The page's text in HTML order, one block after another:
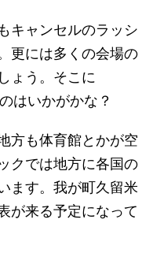
キャンセルのラッシ
更には多くの会場の
ょう。そこに
はいかがかな？
方も体育館とかが空
クでは地方に各国の
ます。我が町久留米
が来る予定になって